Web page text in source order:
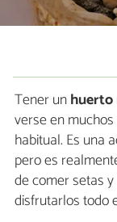
Tener unhuerto
verse en
habitual. Es una
pero es
de comer setas
disfrutarlos todo